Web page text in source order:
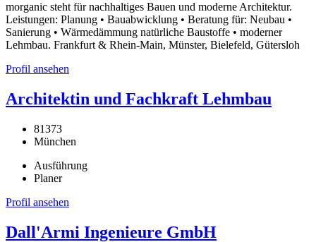
morganic steht für nachhaltiges Bauen und moderne Architektur.
Leistungen: Planung • Bauabwicklung • Beratung für: Neubau •
Sanierung • Wärmedämmung natürliche Baustoffe • moderner
Lehmbau. Frankfurt & Rhein-Main, Münster, Bielefeld, Gütersloh
Profil ansehen
Architektin und Fachkraft Lehmbau
81373
München
Ausführung
Planer
Profil ansehen
Dall'Armi Ingenieure GmbH